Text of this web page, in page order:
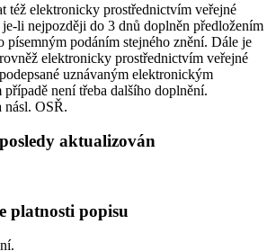
též elektronicky prostřednictvím veřejné
li nejpozději do 3 dnů doplněn předložením
písemným podáním stejného znění. Dále je
elektronicky prostřednictvím veřejné
uznávaným elektronickým
není třeba dalšího doplnění.
násl. OSŘ.
aktualizován
platnosti popisu